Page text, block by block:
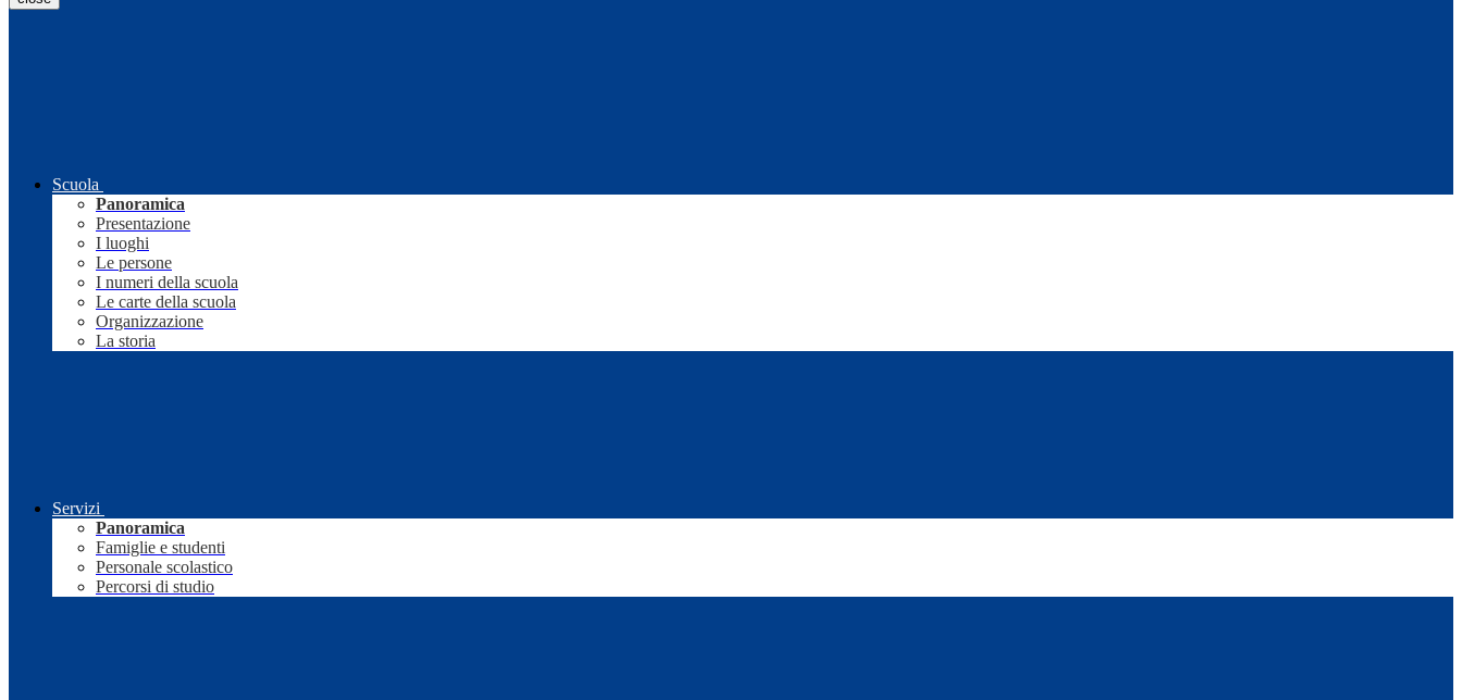
Scuola
Panoramica
Presentazione
I luoghi
Le persone
I numeri della scuola
Le carte della scuola
Organizzazione
La storia
Servizi
Panoramica
Famiglie e studenti
Personale scolastico
Percorsi di studio